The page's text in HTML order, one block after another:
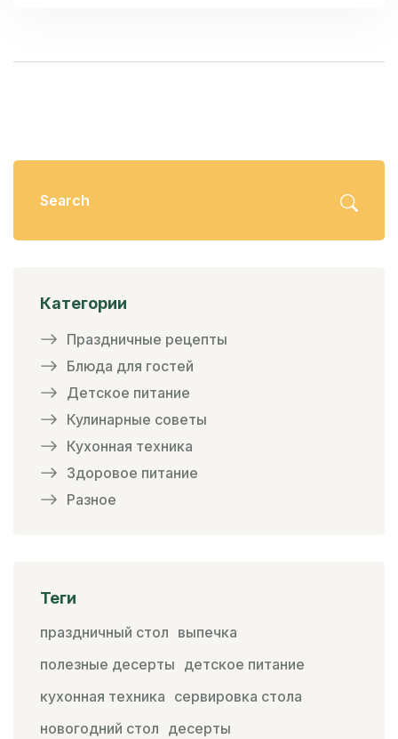
Категории
Праздничные рецепты
Блюда для гостей
Детское питание
Кулинарные советы
Кухонная техника
Здоровое питание
Разное
Теги
праздничный стол выпечка
полезные десерты детское питание
кухонная техника сервировка стола
новогодний стол десерты